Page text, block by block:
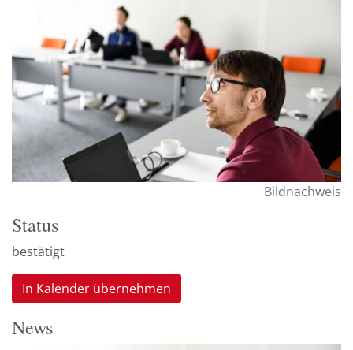
Bildnachweis
Status
bestätigt
In Kalender übernehmen
News